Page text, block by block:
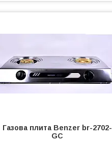
Газова плита Benzer br-2702-
GC